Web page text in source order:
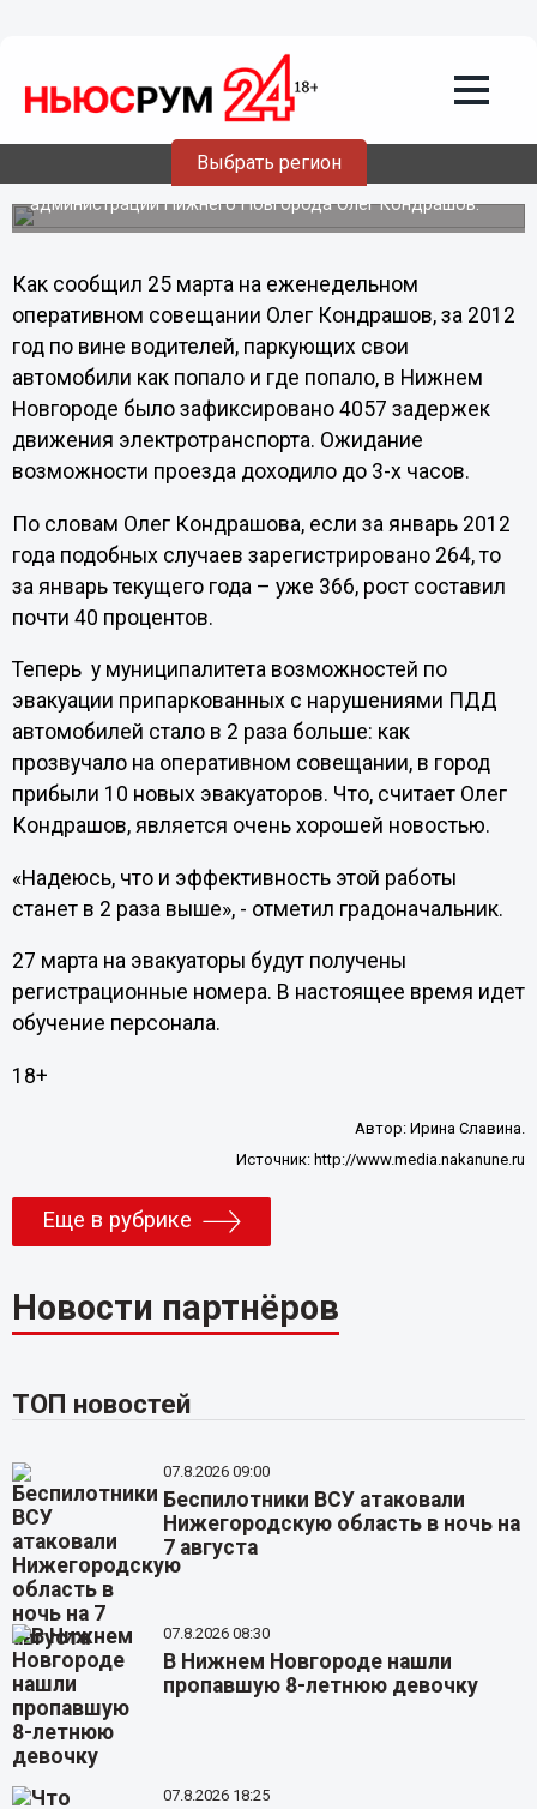
Выбрать регион
25.03.201310:43
Десять новых эвакуаторов прибыли в
Нижний Новгород
Это очень хорошая новость, считает глава
администрации Нижнего Новгорода Олег Кондрашов.
Как сообщил 25 марта на еженедельном
оперативном совещании Олег Кондрашов, за 2012
год по вине водителей, паркующих свои
автомобили как попало и где попало, в Нижнем
Новгороде было зафиксировано 4057 задержек
движения электротранспорта. Ожидание
возможности проезда доходило до 3-х часов.
По словам Олег Кондрашова, если за январь 2012
года подобных случаев зарегистрировано 264, то
за январь текущего года – уже 366, рост составил
почти 40 процентов.
Теперь у муниципалитета возможностей по
эвакуации припаркованных с нарушениями ПДД
автомобилей стало в 2 раза больше: как
прозвучало на оперативном совещании, в город
прибыли 10 новых эвакуаторов. Что, считает Олег
Кондрашов, является очень хорошей новостью.
«Надеюсь, что и эффективность этой работы
станет в 2 раза выше», - отметил градоначальник.
27 марта на эвакуаторы будут получены
регистрационные номера. В настоящее время идет
обучение персонала.
18+
Автор:Ирина Славина.
Источник:http://www.media.nakanune.ru
Еще в рубрике
Новости партнёров
ТОП новостей
07.8.2026 09:00
Беспилотники ВСУ атаковали
Нижегородскую область в ночь на
7 августа
07.8.2026 08:30
В Нижнем Новгороде нашли
пропавшую 8-летнюю девочку
07.8.2026 18:25